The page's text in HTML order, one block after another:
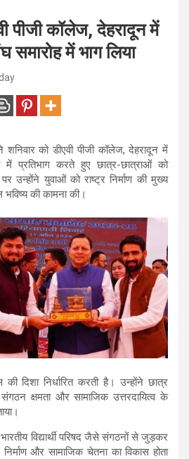
पीजी कॉलेज, देहरादून में
में भाग लिया
शनिवार को डीएवी पीजी कॉलेज, देहरादून में
में प्रतिभाग करते हुए छात्र-छात्राओं को
उन्होंने युवाओं को राष्ट्र निर्माण की मुख्य
की कामना की।
दिशा निर्धारित करती है। उन्होंने छात्र
क्षमता और सामाजिक उत्तरदायित्व के
विद्यार्थी परिषद जैसे संगठनों से जुड़कर
और सामाजिक चेतना का विकास होता